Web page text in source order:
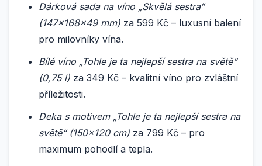
Dárková sada na víno „Skvělá sestra“
(147×168×49 mm) za 599 Kč – luxusní balení
pro milovníky vína.
Bílé víno „Tohle je ta nejlepší sestra na světě“
(0,75 l) za 349 Kč – kvalitní víno pro zvláštní
příležitosti.
Deka s motivem „Tohle je ta nejlepší sestra na
světě“ (150×120 cm) za 799 Kč – pro
maximum pohodlí a tepla.